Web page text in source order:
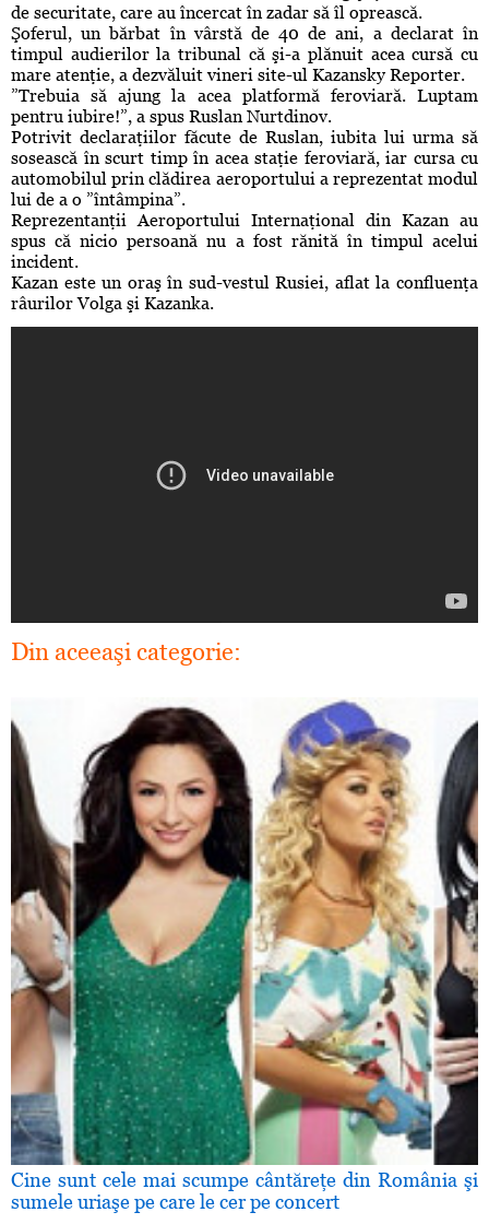
de securitate, care au încercat în zadar să îl oprească.
Şoferul, un bărbat în vârstă de 40 de ani, a declarat în
timpul audierilor la tribunal că şi-a plănuit acea cursă cu
mare atenţie, a dezvăluit vineri site-ul Kazansky Reporter.
”Trebuia să ajung la acea platformă feroviară. Luptam
pentru iubire!”, a spus Ruslan Nurtdinov.
Potrivit declaraţiilor făcute de Ruslan, iubita lui urma să
sosească în scurt timp în acea staţie feroviară, iar cursa cu
automobilul prin clădirea aeroportului a reprezentat modul
lui de a o ”întâmpina”.
Reprezentanţii Aeroportului Internaţional din Kazan au
spus că nicio persoană nu a fost rănită în timpul acelui
incident.
Kazan este un oraş în sud-vestul Rusiei, aflat la confluenţa
râurilor Volga şi Kazanka.
Din aceeaşi categorie:
Cine sunt cele mai scumpe cântăreţe din România şi
sumele uriaşe pe care le cer pe concert